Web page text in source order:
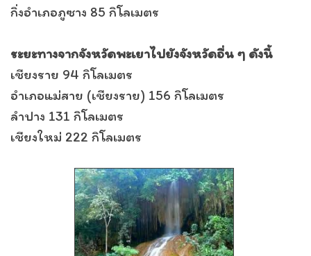
กิ่งอำเภอภูซาง 85 กิโลเมตร
ระยะทางจากจังหวัดพะเยาไปยังจังหวัดอื่น ๆ ดังนี้
เชียงราย 94 กิโลเมตร
อำเภอแม่สาย (เชียงราย) 156 กิโลเมตร
ลำปาง 131 กิโลเมตร
เชียงใหม่ 222 กิโลเมตร